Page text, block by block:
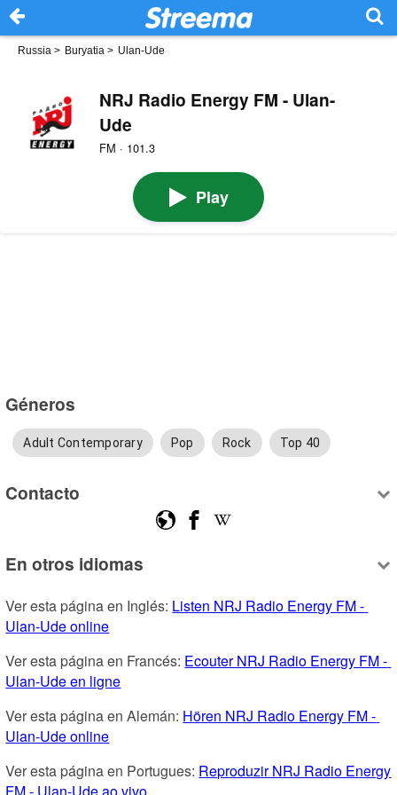
Russia > Buryatia > Ulan-Ude
NRJ Radio Energy FM - Ulan-
Ude
FM · 101.3
Play
Géneros
Adult Contemporary Pop Rock Top 40
Contacto
En otros idiomas
Ver esta página en Inglés: Listen NRJ Radio Energy FM -
Ulan-Ude online
Ver esta página en Francés: Ecouter NRJ Radio Energy FM -
Ulan-Ude en ligne
Ver esta página en Alemán: Hören NRJ Radio Energy FM -
Ulan-Ude online
Ver esta página en Portugues: Reproduzir NRJ Radio Energy
FM - Ulan-Ude ao vivo